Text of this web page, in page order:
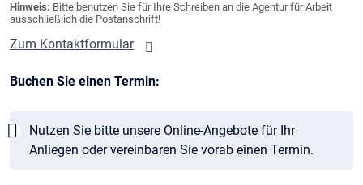
Hinweis: Bitte benutzen Sie für Ihre Schreiben an die Agentur für Arbeit
ausschließlich die Postanschrift!
Zum Kontaktformular
Buchen Sie einen Termin:
Nutzen Sie bitte unsere Online-Angebote für Ihr
Anliegen oder vereinbaren Sie vorab einen Termin.